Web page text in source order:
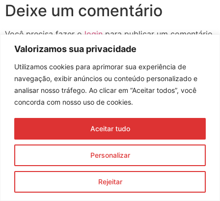
Valorizamos sua privacidade
Utilizamos cookies para aprimorar sua experiência de
navegação, exibir anúncios ou conteúdo personalizado e
analisar nosso tráfego. Ao clicar em “Aceitar todos”, você
concorda com nosso uso de cookies.
Personalizar
Rejeitar
Aceitar tudo
Deixe um comentário
Você precisa fazer o login para publicar um comentário.
Assine nossa newsletter
© 2023 Morente Forte. Todos os direitos reservados
Política de Privacidade e Termos de Uso